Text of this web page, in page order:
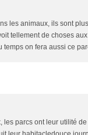
les animaux, ils sont
tellement de choses
on fera aussi ce
les parcs ont leur utilité